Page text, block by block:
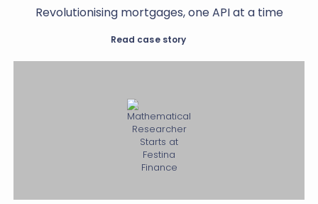
Revolutionising mortgages, one API at a time
Read case story